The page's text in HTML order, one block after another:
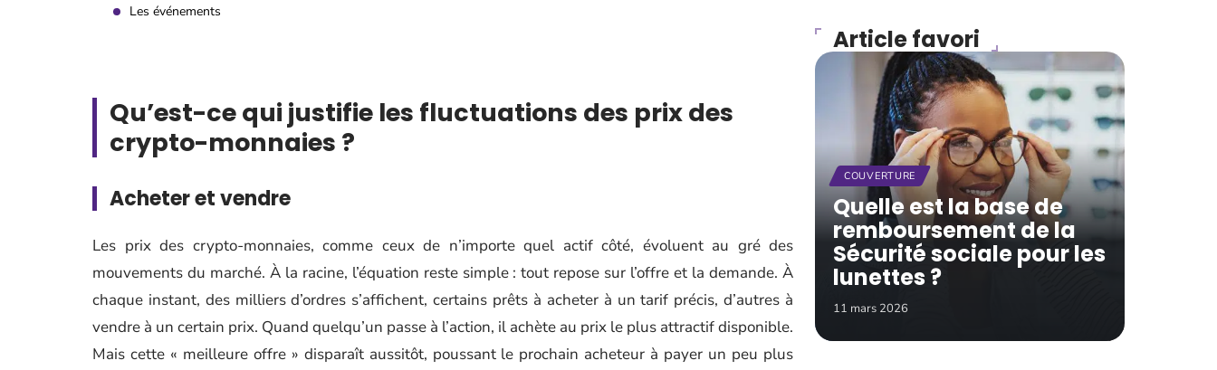
Les événements
Qu’est-ce qui justifie les fluctuations des prix des
crypto-monnaies ?
Acheter et vendre
Les prix des crypto-monnaies, comme ceux de n’importe quel actif côté, évoluent au gré des
mouvements du marché. À la racine, l’équation reste simple : tout repose sur l’offre et la demande. À
chaque instant, des milliers d’ordres s’affichent, certains prêts à acheter à un tarif précis, d’autres à
vendre à un certain prix. Quand quelqu’un passe à l’action, il achète au prix le plus attractif disponible.
Mais cette « meilleure offre » disparaît aussitôt, poussant le prochain acheteur à payer un peu plus
Article favori
COUVERTURE
Quelle est la base de
remboursement de la
Sécurité sociale pour les
lunettes ?
11 mars 2026